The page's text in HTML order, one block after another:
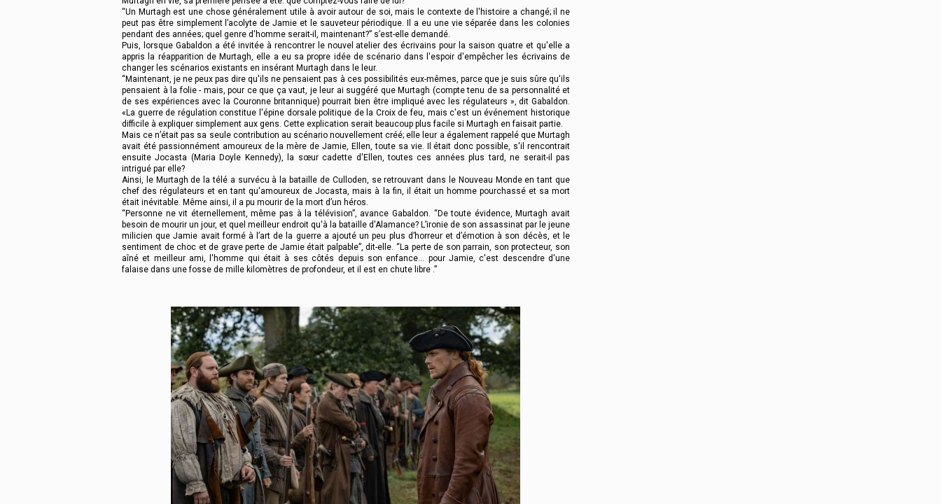
“Un Murtagh est une chose généralement utile à avoir autour de soi, mais le contexte de l'histoire a changé; il ne
peut pas être simplement l’acolyte de Jamie et le sauveteur périodique. Il a eu une vie séparée dans les colonies
pendant des années; quel genre d'homme serait-il, maintenant?” s’est-elle demandé.
Puis, lorsque Gabaldon a été invitée à rencontrer le nouvel atelier des écrivains pour la saison quatre et qu'elle a
appris la réapparition de Murtagh, elle a eu sa propre idée de scénario dans l'espoir d'empêcher les écrivains de
changer les scénarios existants en insérant Murtagh dans le leur.
“Maintenant, je ne peux pas dire qu'ils ne pensaient pas à ces possibilités eux-mêmes, parce que je suis sûre qu'ils
pensaient à la folie - mais, pour ce que ça vaut, je leur ai suggéré que Murtagh (compte tenu de sa personnalité et
de ses expériences avec la Couronne britannique) pourrait bien être impliqué avec les régulateurs », dit Gabaldon.
«La guerre de régulation constitue l'épine dorsale politique de la Croix de feu, mais c'est un événement historique
difficile à expliquer simplement aux gens. Cette explication serait beaucoup plus facile si Murtagh en faisait partie.
Mais ce n’était pas sa seule contribution au scénario nouvellement créé; elle leur a également rappelé que Murtagh
avait été passionnément amoureux de la mère de Jamie, Ellen, toute sa vie. Il était donc possible, s'il rencontrait
ensuite Jocasta (Maria Doyle Kennedy), la sœur cadette d'Ellen, toutes ces années plus tard, ne serait-il pas
intrigué par elle?
Ainsi, le Murtagh de la télé a survécu à la bataille de Culloden, se retrouvant dans le Nouveau Monde en tant que
chef des régulateurs et en tant qu'amoureux de Jocasta, mais à la fin, il était un homme pourchassé et sa mort
était inévitable. Même ainsi, il a pu mourir de la mort d’un héros.
“Personne ne vit éternellement, même pas à la télévision”, avance Gabaldon. “De toute évidence, Murtagh avait
besoin de mourir un jour, et quel meilleur endroit qu'à la bataille d'Alamance? L’ironie de son assassinat par le jeune
milicien que Jamie avait formé à l’art de la guerre a ajouté un peu plus d’horreur et d’émotion à son décès, et le
sentiment de choc et de grave perte de Jamie était palpable”, dit-elle. “La perte de son parrain, son protecteur, son
aîné et meilleur ami, l'homme qui était à ses côtés depuis son enfance… pour Jamie, c'est descendre d'une
falaise dans une fosse de mille kilomètres de profondeur, et il est en chute libre .”